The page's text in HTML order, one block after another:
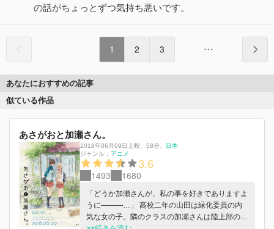
の話がちょっとずつ気持ち悪いです。
1 2 3
あなたにおすすめの記事
似ている作品
あさがおと加瀬さん。
2018年06月09日上映 58分
日本
ジャンル： アニメ
3.6
1493 1680
「どうか加瀬さんが、私の事を好きでありますよ
うに―――…」 高校二年の山田は緑化委員の内
気な女の子。隣のクラスの加瀬さんは陸上部のエ